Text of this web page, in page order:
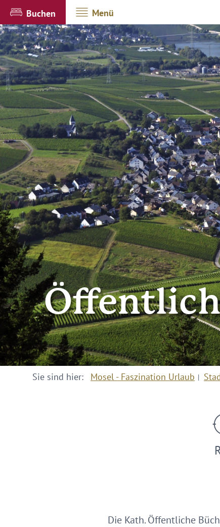
Buchen Menü
Sie sind hier: Mosel - Faszination Urlaub
Die Kath. Öffentliche